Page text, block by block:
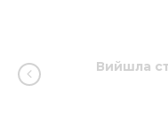
Вийшла